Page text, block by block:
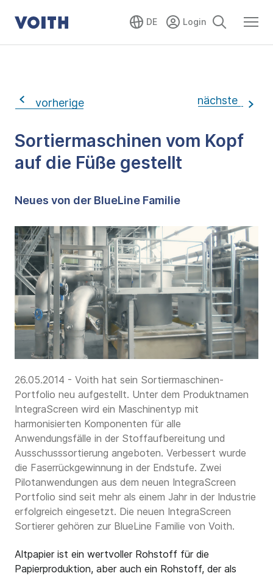
DE
vorherige nächste
Sortiermaschinen vom Kopf
auf die Füße gestellt
Neues von der BlueLine Familie
26.05.2014 - Voith hat sein Sortiermaschinen-
Portfolio neu aufgestellt. Unter dem Produktnamen
IntegraScreen wird ein Maschinentyp mit
harmonisierten Komponenten für alle
Anwendungsfälle in der Stoffaufbereitung und
Ausschusssortierung angeboten. Verbessert wurde
die Faserrückgewinnung in der Endstufe. Zwei
Pilotanwendungen aus dem neuen IntegraScreen
Portfolio sind seit mehr als einem Jahr in der Industrie
erfolgreich eingesetzt. Die neuen IntegraScreen
Sortierer gehören zur BlueLine Familie von Voith.
Altpapier ist ein wertvoller Rohstoff für die
Papierproduktion, aber auch ein Rohstoff, der als